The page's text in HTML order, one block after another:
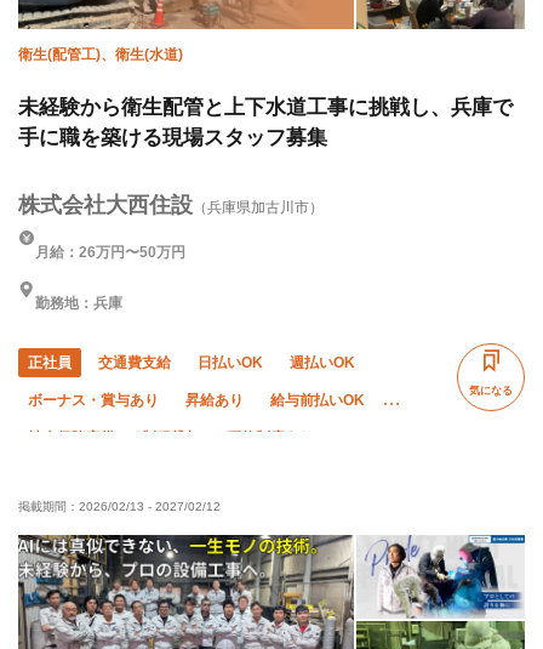
衛生(配管工)、衛生(水道)
未経験から衛生配管と上下水道工事に挑戦し、兵庫で
手に職を築ける現場スタッフ募集
株式会社大西住設 （兵庫県加古川市）
月給：26万円〜50万円
勤務地：兵庫
正社員 交通費支給 日払いOK 週払いOK
ボーナス・賞与あり 昇給あり 給与前払いOK
独立支援制度あり 未経験OK
有資格者優遇 年齢不問
気になる
掲載期間： 2026/02/13 - 2027/02/12